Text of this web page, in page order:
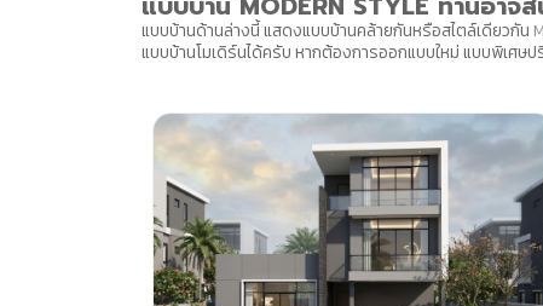
แบบบ้านด้านล่างนี้ แสดงแบบบ้านคล้ายกันหรือสไตล์เดียวกัน
แบบบ้านโมเดิร์นได้ครับ หากต้องการออกแบบใหม่ แบบพิเศษ